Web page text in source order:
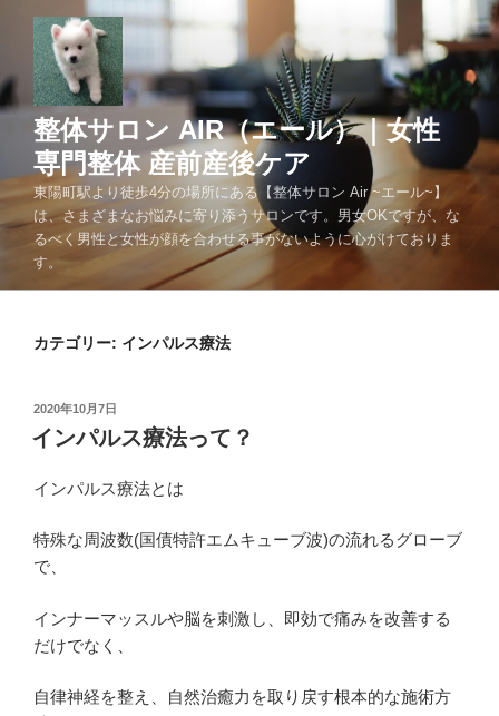
ン
ツ
キ
ッ
整体サロン AIR（エール）｜女性
専門整体 産前産後ケア
東陽町駅より徒歩4分の場所にある【整体サロン Air ~エール~】
は、さまざまなお悩みに寄り添うサロンです。男女OKですが、な
るべく男性と女性が顔を合わせる事がないように心がけておりま
す。
カテゴリー: インパルス療法
投
日:
2020年10月7日
インパルス療法って？
インパルス療法とは
特殊な周波数(国債特許エムキューブ波)の流れるグローブ
で、
インナーマッスルや脳を刺激し、即効で痛みを改善する
だけでなく、
自律神経を整え、自然治癒力を取り戻す根本的な施術方